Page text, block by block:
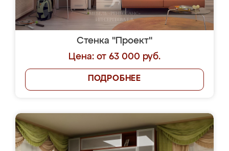
Стенка "Проект"
Цена: от 63 000 руб.
ПОДРОБНЕЕ